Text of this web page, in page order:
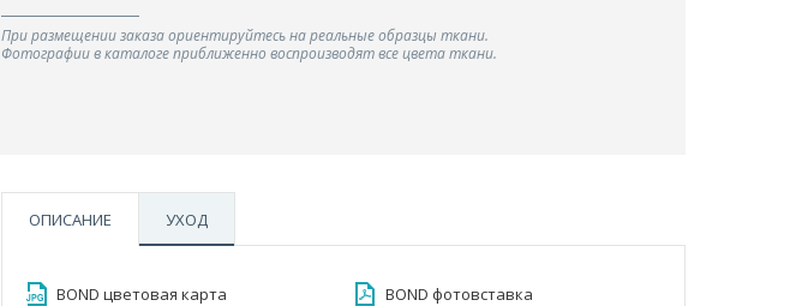
При размещении заказа ориентируйтесь на реальные образцы ткани.
Фотографии в каталоге приближенно воспроизводят все цвета ткани.
ОПИСАНИЕ УХОД
BOND цветовая карта
BOND фотовставка